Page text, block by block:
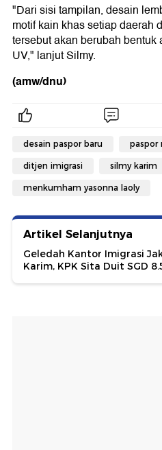
"Dari sisi tampilan, desain
motif kain khas setiap daerah
tersebut akan berubah
UV," lanjut Silmy.
(amw/dnu)
desain paspor baru paspor
ditjen imigrasi silmy karim
menkumham yasonna laoly
Artikel Selanjutnya
Geledah Kantor Imigrasi
Karim, KPK Sita Duit SGD